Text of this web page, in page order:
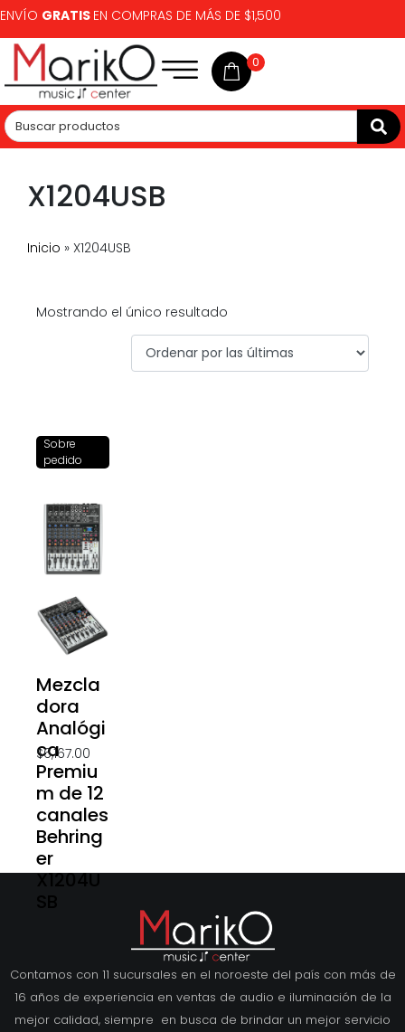
ENVÍO GRATIS EN COMPRAS DE MÁS DE $1,500
0
X1204USB
Inicio » X1204USB
Mostrando el único resultado
Sobre
pedido
Mezcla
dora
Analógi
ca
Premiu
m de 12
canales
Behring
er
X1204U
SB
$6,167.00
Contamos con 11 sucursales en el noroeste del país con más de
16 años de experiencia en ventas de audio e iluminación de la
mejor calidad, siempre en busca de brindar un mejor servicio